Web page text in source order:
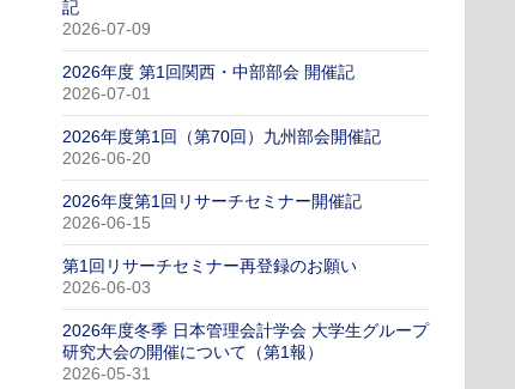
記
2026-07-09
2026年度 第1回関西・中部部会 開催記
2026-07-01
2026年度第1回（第70回）九州部会開催記
2026-06-20
2026年度第1回リサーチセミナー開催記
2026-06-15
第1回リサーチセミナー再登録のお願い
2026-06-03
2026年度冬季 日本管理会計学会 大学生グループ
研究大会の開催について（第1報）
2026-05-31